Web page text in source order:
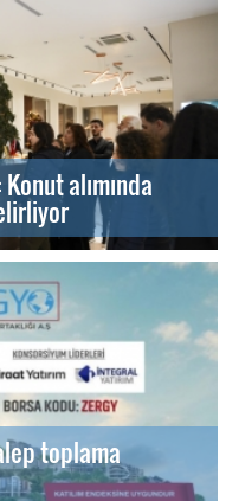
alımında
toplama